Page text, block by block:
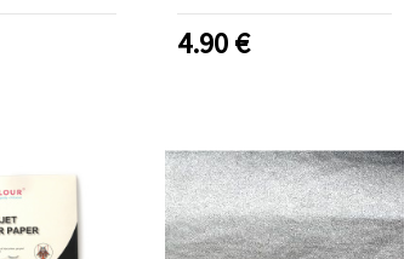
projekty
umelecké projekty
4.90€